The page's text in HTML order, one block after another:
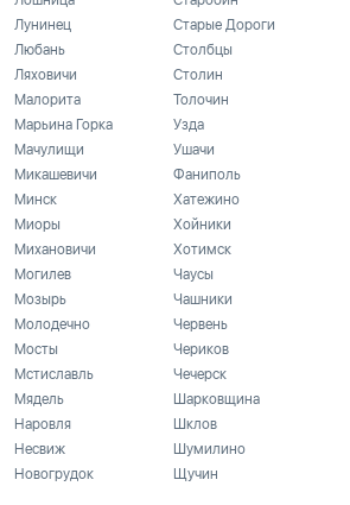
Лунинец
Любань
Ляховичи
Малорита
Марьина Горка
Мачулищи
Микашевичи
Минск
Миоры
Михановичи
Могилев
Мозырь
Молодечно
Мосты
Мстиславль
Мядель
Наровля
Несвиж
Новогрудок
Старые Дороги
Столбцы
Столин
Толочин
Узда
Ушачи
Фаниполь
Хатежино
Хойники
Хотимск
Чаусы
Чашники
Червень
Чериков
Чечерск
Шарковщина
Шклов
Шумилино
Щучин